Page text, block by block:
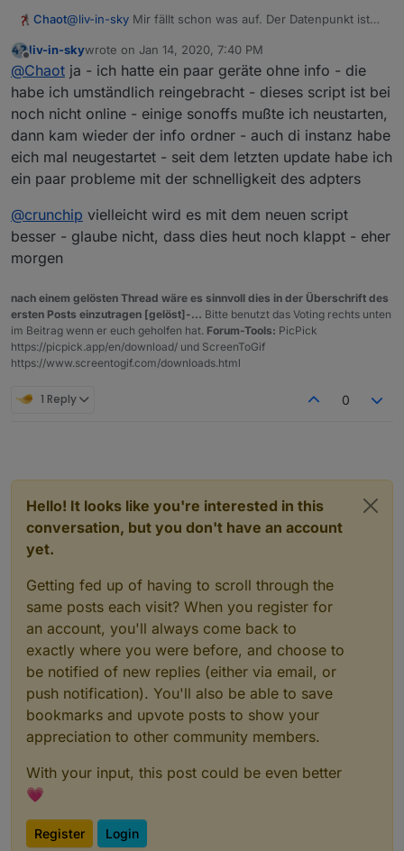
Chaot@liv-in-sky Mir fällt schon was auf. Der Datenpunkt ist
Der wird bei mir scheinbar nicht geschrieben.
Tasmota 8.1.0.2
Kann das möglich sein?
Offline
liv-in-skywrote on Jan 14, 2020, 7:40 PM
last edited by
@Chaot ja - ich hatte ein paar geräte ohne info - die
habe ich umständlich reingebracht - dieses script ist bei
noch nicht online - einige sonoffs mußte ich neustarten,
dann kam wieder der info ordner - auch di instanz habe
eich mal neugestartet - seit dem letzten update habe ich
ein paar probleme mit der schnelligkeit des adpters
@crunchip vielleicht wird es mit dem neuen script
besser - glaube nicht, dass dies heut noch klappt - eher
morgen
nach einem gelösten Thread wäre es sinnvoll dies in der Überschrift des
ersten Posts einzutragen [gelöst]-... Bitte benutzt das Voting rechts unten
im Beitrag wenn er euch geholfen hat. Forum-Tools: PicPick
https://picpick.app/en/download/ und ScreenToGif
https://www.screentogif.com/downloads.html
1 Reply 0
Hello! It looks like you're interested in this
conversation, but you don't have an account
yet.
Getting fed up of having to scroll through the
same posts each visit? When you register for
an account, you'll always come back to
exactly where you were before, and choose to
be notified of new replies (either via email, or
push notification). You'll also be able to save
bookmarks and upvote posts to show your
appreciation to other community members.
With your input, this post could be even better
💗
Register Login